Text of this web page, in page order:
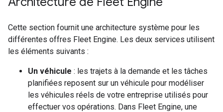
Cette section fournit une architecture système pour les
différentes offres Fleet Engine. Les deux services utilisent
les éléments suivants :
Un véhicule : les trajets à la demande et les tâches
planifiées reposent sur un véhicule pour modéliser
les véhicules réels de votre entreprise utilisés pour
effectuer vos opérations. Dans Fleet Engine, une